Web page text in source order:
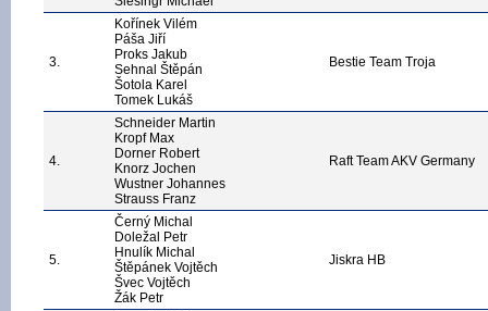
3.
Kořínek Vilém
Páša Jiří
Proks Jakub
Sehnal Štěpán
Šotola Karel
Tomek Lukáš
Bestie Team Troja
4.
Schneider Martin
Kropf Max
Dorner Robert
Knorz Jochen
Wustner Johannes
Strauss Franz
Raft Team AKV Germany
5.
Černý Michal
Doležal Petr
Hnulík Michal
Štěpánek Vojtěch
Švec Vojtěch
Žák Petr
Jiskra HB